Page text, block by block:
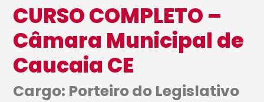
CURSO COMPLETO –
Câmara Municipal de
Caucaia CE
Cargo: Porteiro do Legislativo